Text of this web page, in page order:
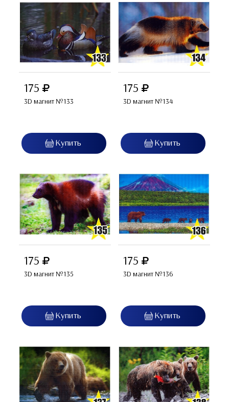
175
3D магнит №133
175
3D магнит №134
175
3D магнит №135
175
3D магнит №136